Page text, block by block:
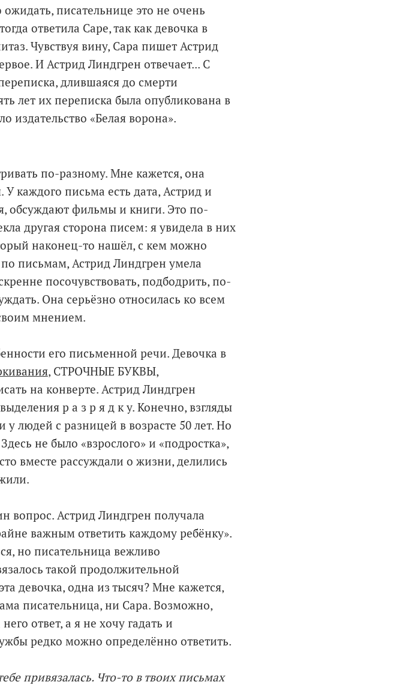
писательнице это не очень
ответила Саре, так как девочка в
Чувствуя вину, Сара пишет Астрид
И Астрид Линдгрен отвечает... С
длившаяся до смерти
лет их переписка была опубликована в
издательство «Белая ворона».
по-разному. Мне кажется, она
каждого письма есть дата, Астрид и
обсуждают фильмы и книги. Это по-
другая сторона писем: я увидела в них
наконец-то нашёл, с кем можно
письмам, Астрид Линдгрен умела
посочувствовать, подбодрить, по-
Она серьёзно относилась ко всем
мнением.
его письменной речи. Девочка в
, СТРОЧНЫЕ БУКВЫ,
на конверте. Астрид Линдгрен
р а з р я д к у. Конечно, взгляды
людей с разницей в возрасте 50 лет. Но
не было «взрослого» и «подростка»,
вместе рассуждали о жизни, делились
вопрос. Астрид Линдгрен получала
важным ответить каждому ребёнку».
но писательница вежливо
такой продолжительной
девочка, одна из тысяч? Мне кажется,
писательница, ни Сара. Возможно,
ответ, а я не хочу гадать и
редко можно определённо ответить.
привязалась. Что-то в твоих письмах